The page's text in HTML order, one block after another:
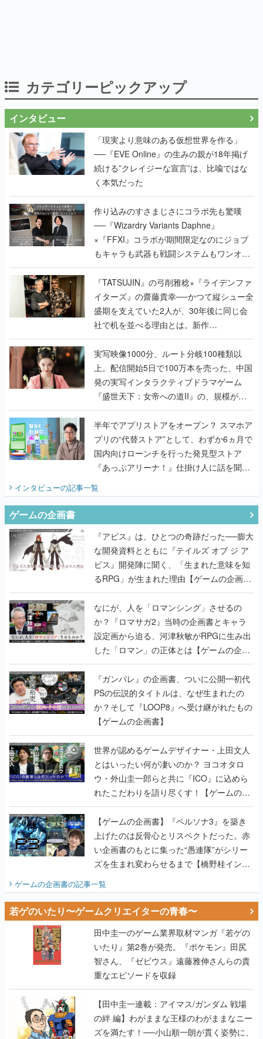
カテゴリーピックアップ
インタビュー
「現実より意味のある仮想世界を作る」
──『EVE Online』の生みの親が18年掲げ
続ける”クレイジーな宣言”は、比喩ではな
く本気だった
作り込みのすさまじさにコラボ先も驚嘆
──『Wizardry Variants Daphne』
×『FFXI』コラボが期間限定なのにジョブ
もキャラも武器も戦闘システムもワンオフ
で作り込まれた理由を両ディレクターに聞
く
『TATSUJIN』の弓削雅稔×『ライデンファ
イターズ』の齋藤貴幸──かつて縦シュー全
盛期を支えていた2人が、30年後に同じ会
社で机を並べる理由とは。新作
『TATSUJIN EXTREME』で初タッグを組
んだレジェンド2人に訊く開発秘話
実写映像1000分、ルート分岐100種類以
上。配信開始5日で100万本を売った、中国
発の実写インタラクティブドラマゲーム
『盛世天下：女帝への道II』の、規模が違
うこだわりをプロデューサーに聞いた
半年でアプリストアをオープン？ スマホア
プリの“代替ストア”として、わずか6ヵ月で
国内向けローンチを行った発見型ストア
『あっぷアリーナ！』仕掛け人に話を聞い
インタビューの記事一覧
ゲームの企画書
『アビス』は、ひとつの奇跡だった──膨大
な開発資料とともに『テイルズ オブ ジ ア
ビス』開発陣に聞く、「生まれた意味を知
るRPG」が生まれた理由【ゲームの企画
書】
なにが、人を「ロマンシング」させるの
か？『ロマサガ2』当時の企画書とキャラ
設定画から迫る、河津秋敏がRPGに生み出
した「ロマン」の正体とは【ゲームの企画
書】
『ガンパレ』の企画書、ついに公開━初代
PSの伝説的タイトルは、なぜ生まれたの
か？そして『LOOP8』へ受け継がれたもの
【ゲームの企画書】
世界が認めるゲームデザイナー・上田文人
とはいったい何が凄いのか？ ヨコオタロ
ウ・外山圭一郎らと共に『ICO』に込めら
れたこだわりを語り尽くす！【ゲームの企
画書】
【ゲームの企画書】『ペルソナ3』を築き
上げたのは反骨心とリスペクトだった。赤
い企画書のもとに集った“愚連隊”がシリー
ズを生まれ変わらせるまで【橋野桂インタ
ゲームの企画書の記事一覧
若ゲのいたり〜ゲームクリエイターの青春〜
田中圭一のゲーム業界取材マンガ『若ゲの
いたり』第2巻が発売。『ポケモン』田尻
智さん、『ゼビウス』遠藤雅伸さんらの貴
重なエピソードを収録
【田中圭一連載：アイマス/ガンダム 戦場
の絆 編】わがままな王様のわがままなニー
ズを満たす！──小山順一朗が貫く姿勢に、